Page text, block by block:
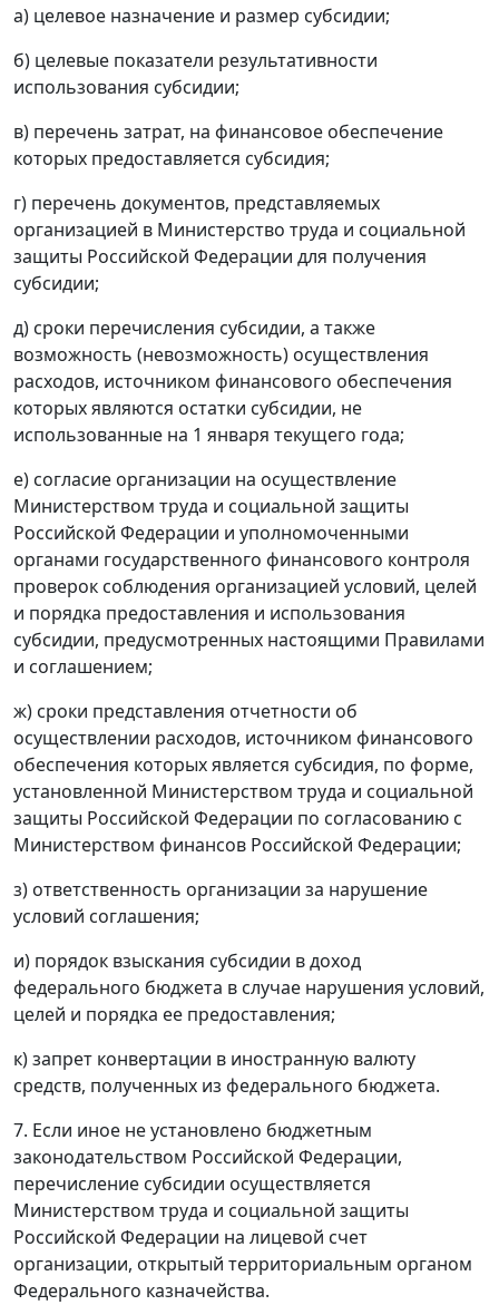
а) целевое назначение и размер субсидии;
б) целевые показатели результативности
использования субсидии;
в) перечень затрат, на финансовое обеспечение
которых предоставляется субсидия;
г) перечень документов, представляемых
организацией в Министерство труда и социальной
защиты Российской Федерации для получения
субсидии;
д) сроки перечисления субсидии, а также
возможность (невозможность) осуществления
расходов, источником финансового обеспечения
которых являются остатки субсидии, не
использованные на 1 января текущего года;
е) согласие организации на осуществление
Министерством труда и социальной защиты
Российской Федерации и уполномоченными
органами государственного финансового контроля
проверок соблюдения организацией условий, целей
и порядка предоставления и использования
субсидии, предусмотренных настоящими Правилами
и соглашением;
ж) сроки представления отчетности об
осуществлении расходов, источником финансового
обеспечения которых является субсидия, по форме,
установленной Министерством труда и социальной
защиты Российской Федерации по согласованию с
Министерством финансов Российской Федерации;
з) ответственность организации за нарушение
условий соглашения;
и) порядок взыскания субсидии в доход
федерального бюджета в случае нарушения условий,
целей и порядка ее предоставления;
к) запрет конвертации в иностранную валюту
средств, полученных из федерального бюджета.
7. Если иное не установлено бюджетным
законодательством Российской Федерации,
перечисление субсидии осуществляется
Министерством труда и социальной защиты
Российской Федерации на лицевой счет
организации, открытый территориальным органом
Федерального казначейства.